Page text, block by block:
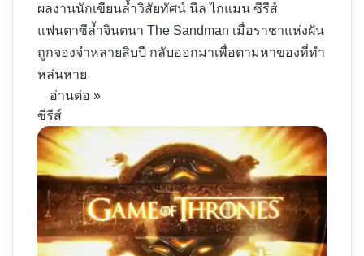
ผลงานนักเขียนล้ำวิสัยทัศน์ นีล ไกแมน ซีรีส์
แฟนตาซีล้ำจินตนา The Sandman เมื่อราชาแห่งฝัน
ถูกจองจำหลายสิบปี กลับออกมาเพื่อตามหาของที่ทำ
หล่นหาย
อ่านต่อ »
ซีรีส์